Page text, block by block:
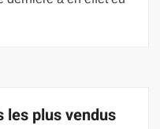
les plus vendus